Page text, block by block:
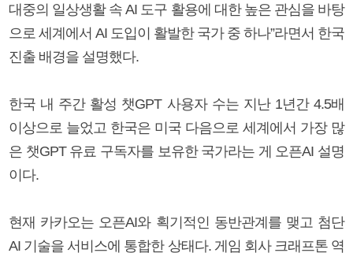
대중의 일상생활 속 AI 도구 활용에 대한 높은 관심을 바탕
으로 세계에서 AI 도입이 활발한 국가 중 하나”라면서 한국
진출 배경을 설명했다.
한국 내 주간 활성 챗GPT 사용자 수는 지난 1년간 4.5배
이상으로 늘었고 한국은 미국 다음으로 세계에서 가장 많
은 챗GPT 유료 구독자를 보유한 국가라는 게 오픈AI 설명
이다.
현재 카카오는 오픈AI와 획기적인 동반관계를 맺고 첨단
AI 기술을 서비스에 통합한 상태다. 게임 회사 크래프톤 역